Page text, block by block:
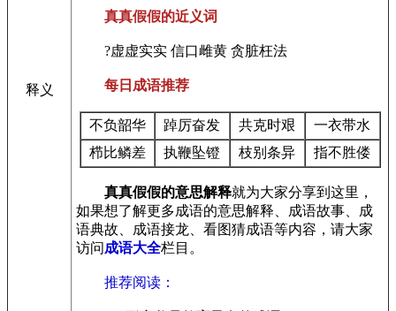
释义
真真假假的近义词
?虚虚实实 信口雌黄 贪脏枉法
每日成语推荐
不负韶华 踔厉奋发 共克时艰
一衣带水
栉比鳞差
执鞭坠镫 枝别条异 指不胜偻
真真假假的意思解释就为大家分享到这里，
如果想了解更多成语的意思解释、成语故事、成
语典故、成语接龙、看图猜成语等内容，请大家
访问成语大全栏目。
推荐阅读：